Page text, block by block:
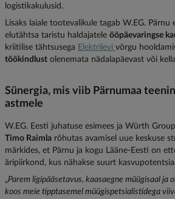
logistikakulusid.
Lisaks laiale tootevalikule tagab W.EG. Pärnu
elutähtsa taristu haldajatele ööpäevaringse
kriitilise tähtsusega Elektrilevi võrgu
töökindlust olenemata nädalapäevast või
Sünergia, mis viib Pärnumaa
astmele
W.EG. Eesti juhatuse esimees ja Würth
Timo Raimla rõhutas avamisel uue keskuse
märkides, et Pärnu ja kogu Lääne-Eesti on
äripiirkond, kus nähakse suurt
„Parem ligipääsetavus, kaasaegne müügisaal ja
koos meie tipptasemel müügispetsialistidega